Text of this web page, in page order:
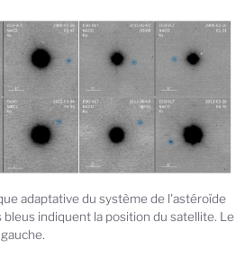
adaptative du système de l'astéroïde
bleus indiquent la position du satellite. Le